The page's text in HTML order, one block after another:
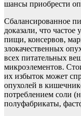
шансы приобрести
Сбалансированное
доказали, что
пищи, консервов,
злокачественных
всех питательных
микроэлементов.
их избыток может
опухолей в
потреблением соли
полуфабрикаты,